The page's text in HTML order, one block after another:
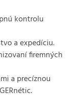
kontrolu
a expedíciu.
firemných
a precíznou